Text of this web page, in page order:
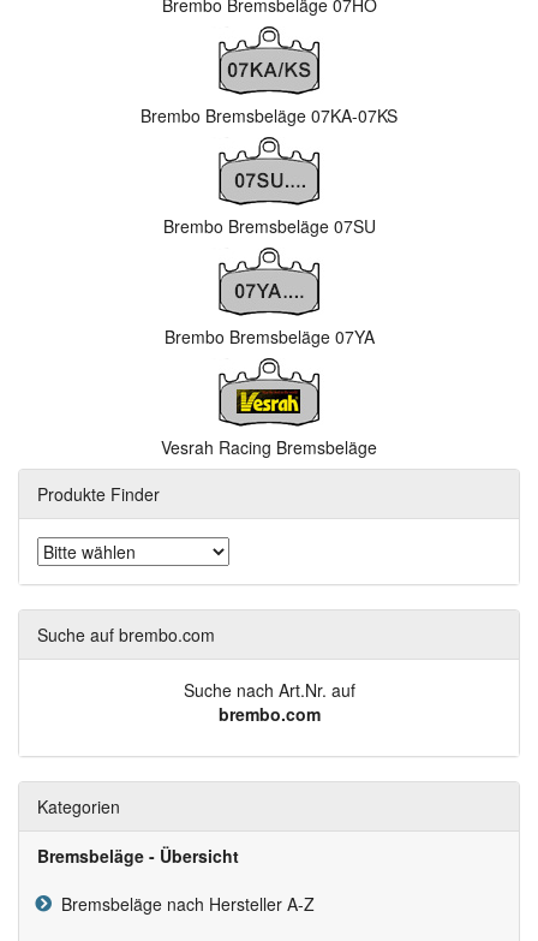
Brembo Bremsbeläge 07KA-07KS
Brembo Bremsbeläge 07SU
Brembo Bremsbeläge 07YA
Vesrah Racing Bremsbeläge
Produkte Finder
Suche auf brembo.com
Suche nach Art.Nr. auf
brembo.com
Kategorien
Bremsbeläge - Übersicht
Bremsbeläge nach Hersteller A-Z